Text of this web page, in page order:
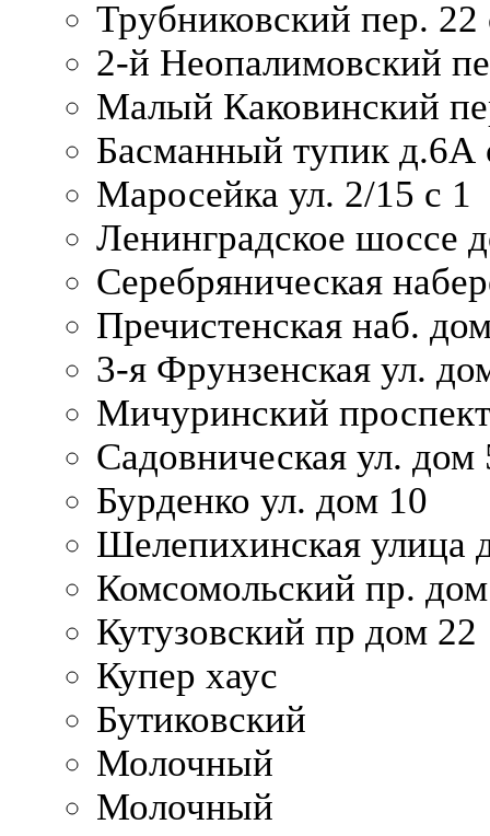
Трубниковский пер. 22
2-й Неопалимовский
Малый Каковинский
Басманный тупик д.6А
Маросейка ул. 2/15 с 1
Ленинградское шоссе
Серебряническая
Пречистенская наб.
3-я Фрунзенская ул.
Мичуринский
Садовническая ул. дом
Бурденко ул. дом 10
Шелепихинская улица
Комсомольский пр.
Кутузовский пр дом 22
Купер хаус
Бутиковский
Молочный
Молочный